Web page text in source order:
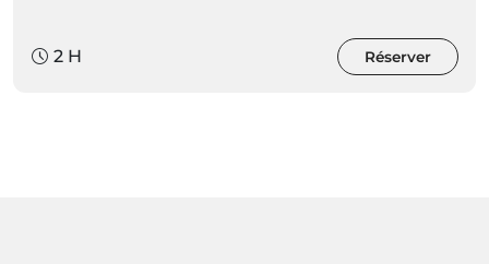
2 H Réserver